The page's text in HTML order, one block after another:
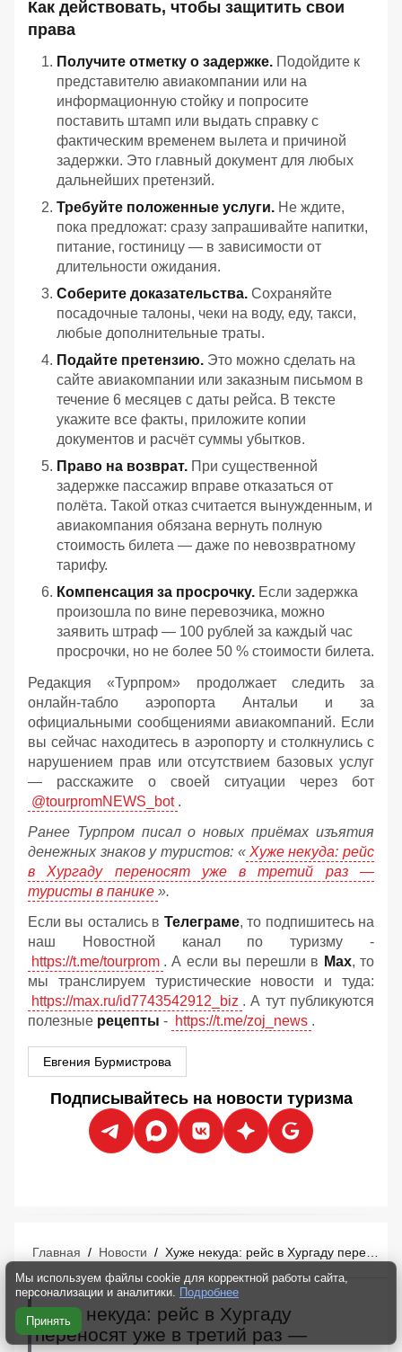
Как действовать, чтобы защитить свои
права
Получите отметку о задержке. Подойдите к
представителю авиакомпании или на
информационную стойку и попросите
поставить штамп или выдать справку с
фактическим временем вылета и причиной
задержки. Это главный документ для любых
дальнейших претензий.
Требуйте положенные услуги. Не ждите,
пока предложат: сразу запрашивайте напитки,
питание, гостиницу — в зависимости от
длительности ожидания.
Соберите доказательства. Сохраняйте
посадочные талоны, чеки на воду, еду, такси,
любые дополнительные траты.
Подайте претензию. Это можно сделать на
сайте авиакомпании или заказным письмом в
течение 6 месяцев с даты рейса. В тексте
укажите все факты, приложите копии
документов и расчёт суммы убытков.
Право на возврат. При существенной
задержке пассажир вправе отказаться от
полёта. Такой отказ считается вынужденным, и
авиакомпания обязана вернуть полную
стоимость билета — даже по невозвратному
тарифу.
Компенсация за просрочку. Если задержка
произошла по вине перевозчика, можно
заявить штраф — 100 рублей за каждый час
просрочки, но не более 50 % стоимости билета.
Редакция «Турпром» продолжает следить за
онлайн‑табло аэропорта Антальи и за
официальными сообщениями авиакомпаний. Если
вы сейчас находитесь в аэропорту и столкнулись с
нарушением прав или отсутствием базовых услуг
— расскажите о своей ситуации через бот
@tourpromNEWS_bot .
Ранее Турпром писал о новых приёмах изъятия
денежных знаков у туристов: « Хуже некуда: рейс
в Хургаду переносят уже в третий раз —
туристы в панике ».
Если вы остались в Телеграме, то подпишитесь на
наш Новостной канал по туризму -
https://t.me/tourprom . А если вы перешли в Мах, то
мы транслируем туристические новости и туда:
https://max.ru/id7743542912_biz . А тут публикуются
полезные рецепты - https://t.me/zoj_news .
Евгения Бурмистрова
Подписывайтесь на новости туризма
Главная / Новости / Хуже некуда: рейс в Хургаду переносят уже в третий раз — туристы в панике
Хуже некуда: рейс в Хургаду
переносят уже в третий раз —
Мы используем файлы cookie для корректной работы сайта,
персонализации и аналитики. Подробнее
Принять